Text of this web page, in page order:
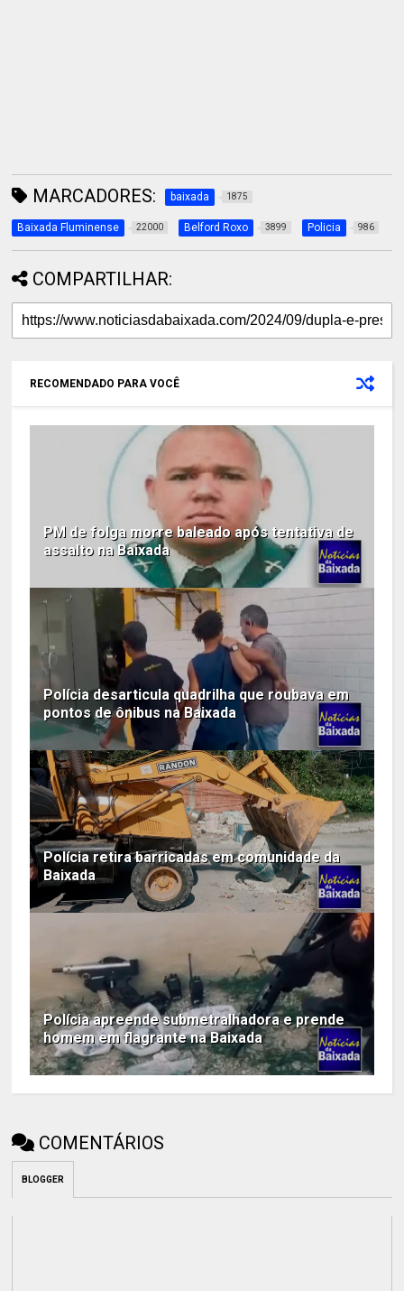
MARCADORES: baixada 1875
Baixada Fluminense 22000 Belford Roxo 3899 Policia 986
COMPARTILHAR:
RECOMENDADO PARA VOCÊ
PM de folga morre baleado após tentativa de
assalto na Baixada
Polícia desarticula quadrilha que roubava em
pontos de ônibus na Baixada
Polícia retira barricadas em comunidade da
Baixada
Polícia apreende submetralhadora e prende
homem em flagrante na Baixada
COMENTÁRIOS
BLOGGER